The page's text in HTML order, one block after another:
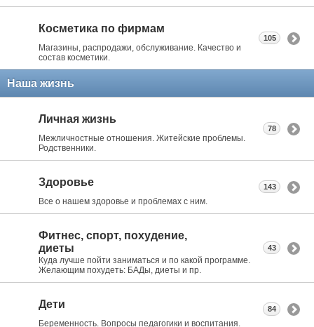
Косметика по фирмам
Магазины, распродажи, обслуживание. Качество и
состав косметики.
105
Наша жизнь
Личная жизнь
Межличностные отношения. Житейские проблемы.
Родственники.
78
Здоровье
Все о нашем здоровье и проблемах с ним.
143
Фитнес, спорт, похудение,
диеты
Куда лучше пойти заниматься и по какой программе.
Желающим похудеть: БАДы, диеты и пр.
43
Дети
Беременность. Вопросы педагогики и воспитания.
84